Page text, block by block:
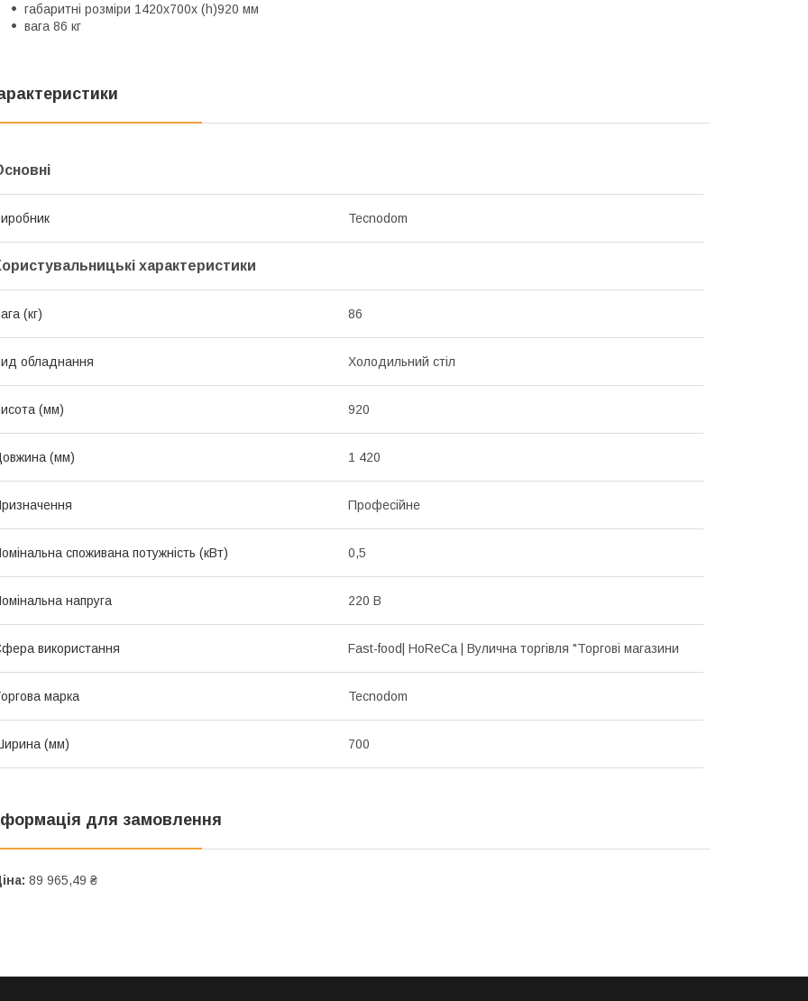
габаритні розміри 1420х700х (h)920 мм
вага 86 кг
Tecnodom
характеристики
(кг) 86
обладнання Холодильний стіл
(мм) 920
(мм) 1 420
Професійне
споживана потужність (кВт) 0,5
напруга 220 В
використання Fast-food| HoReCa | Вулична торгівля "Торгові магазини
марка Tecnodom
(мм) 700
для замовлення
89 965,49 ₴